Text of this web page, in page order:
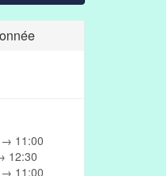
11:00
12:30
11:00